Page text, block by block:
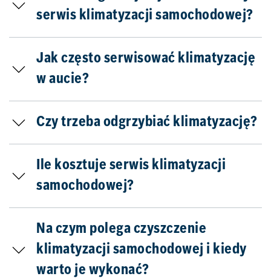
serwis klimatyzacji samochodowej?
Jak często serwisować klimatyzację
w aucie?
Czy trzeba odgrzybiać klimatyzację?
Ile kosztuje serwis klimatyzacji
samochodowej?
Na czym polega czyszczenie
klimatyzacji samochodowej i kiedy
warto je wykonać?